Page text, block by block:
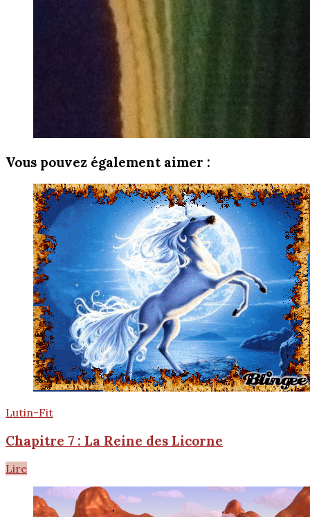
Vous pouvez également aimer :
Lutin-Fit
Chapitre 7 : La Reine des Licorne
Lire